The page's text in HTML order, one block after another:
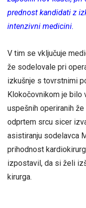
prednost kandidati z
intenzivni medicini.
V tim se vključuje
že sodelovale pri
izkušnje s tovrstnimi
Klokočovnikom je bilo
uspešnih operiranih
odprtem srcu sicer
asistiranju sodelavca
prihodnost
izpostavil, da si želi
kirurga.